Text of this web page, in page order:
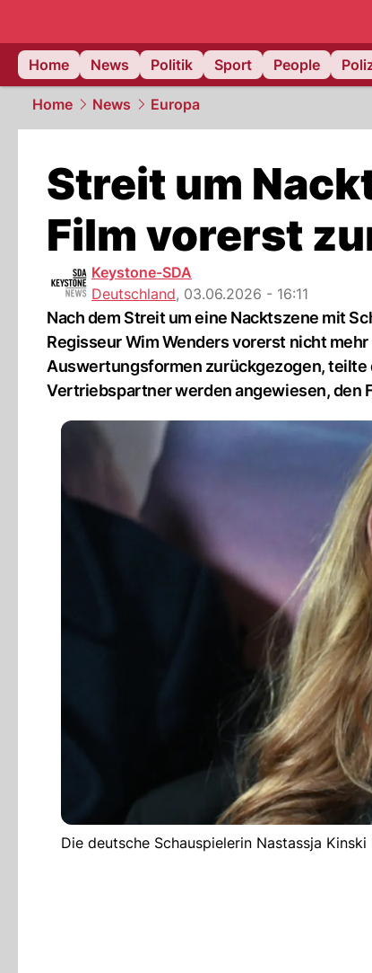
Home
News Politik Sport People
Home News Europa
Streit um
Film vorerst
Keystone-SDA
Deutschland, 03.06.2026 - 16:11
Nach dem Streit um eine Nacktszene mit
Regisseur Wim Wenders vorerst nicht
Auswertungsformen zurückgezogen, teilte
Vertriebspartner werden angewiesen, den
Die deutsche Schauspielerin Nastassja